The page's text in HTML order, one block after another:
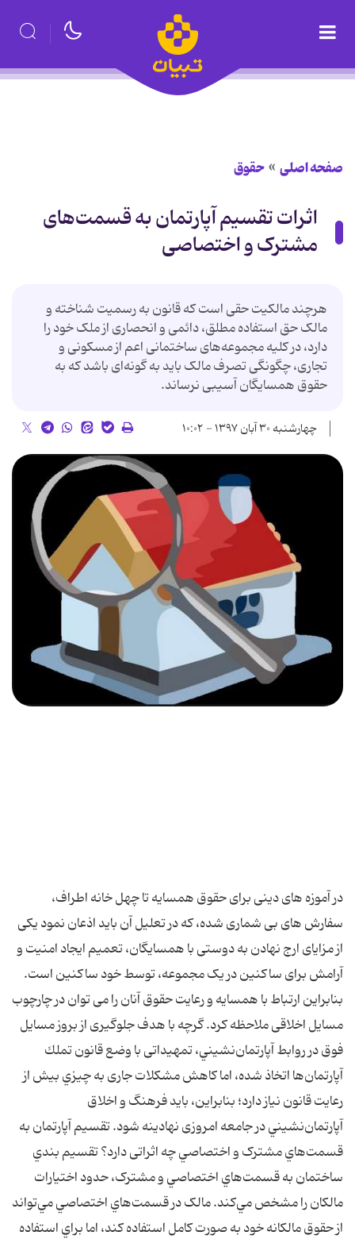
صفحه اصلی حقوق
اثرات تقسیم آپارتمان به قسمت‌های
مشترک و اختصاصی
هرچند مالکیت حقی است که قانون به رسمیت شناخته و
مالک حق استفاده مطلق، دائمی و انحصاری از ملک خود را
دارد، در کلیه مجموعه‌های ساختمانی اعم از مسکونی و
تجاری، چگونگی تصرف مالک باید به گونه‌ای باشد که به
حقوق همسایگان آسیبی نرساند.
چهارشنبه ۳۰ آبان ۱۳۹۷ - ۱۰:۰۲
در آموزه های دینی برای حقوق همسایه تا چهل خانه اطراف،
سفارش های بی شماری شده، که در تعلیل آن باید اذعان نمود یکی
از مزایای ارج نهادن به دوستی با همسایگان، تعمیم ایجاد امنیت و
آرامش برای ساکنین در یک مجموعه، توسط خود ساکنین است.
بنابراین ارتباط با همسایه و رعایت حقوق آنان را می توان در چارچوب
مسایل اخلاقی ملاحظه کرد. گرچه با هدف جلوگیری از بروز مسایل
فوق در روابط آپارتمان‌نشيني، تمهیداتی با وضع قانون تملك
آپارتمان‌ها اتخاذ شده، اما كاهش مشكلات جاری به چيزي بيش از
رعايت قانون نياز دارد؛ بنابراین، بايد فرهنگ و اخلاق
آپارتمان‌نشيني در جامعه امروزی نهادينه شود. تقسيم آپارتمان به
قسمت‌هاي مشترک و اختصاصي چه اثراتی دارد؟ تقسيم ‌بندي
ساختمان به قسمت‌هاي اختصاصي و مشترک، حدود اختيارات
مالکان را مشخص مي‌کند. مالک در قسمت‌هاي اختصاصي مي‌تواند
از حقوق مالکانه خود به صورت کامل استفاده کند، اما براي استفاده